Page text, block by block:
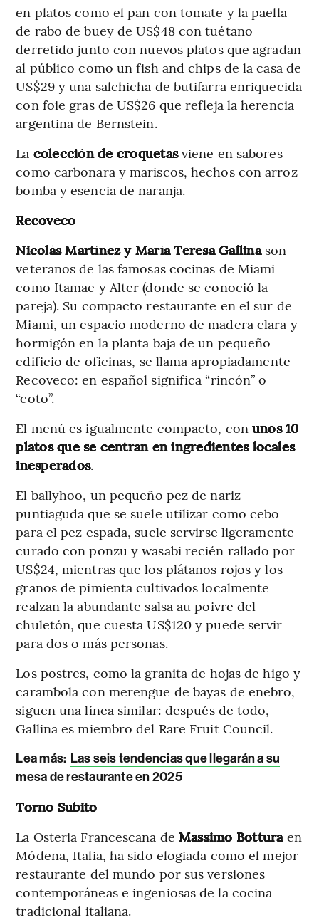
en platos como el pan con tomate y la paella
de rabo de buey de US$48 con tuétano
derretido junto con nuevos platos que agradan
al público como un fish and chips de la casa de
US$29 y una salchicha de butifarra enriquecida
con foie gras de US$26 que refleja la herencia
argentina de Bernstein.
La colección de croquetasviene en sabores
como carbonara y mariscos, hechos con arroz
bomba y esencia de naranja.
Recoveco
Nicolás Martínez y María Teresa Gallinason
veteranos de las famosas cocinas de Miami
como Itamae y Alter (donde se conoció la
pareja). Su compacto restaurante en el sur de
Miami, un espacio moderno de madera clara y
hormigón en la planta baja de un pequeño
edificio de oficinas, se llama apropiadamente
Recoveco: en español significa “rincón” o
“coto”.
El menú es igualmente compacto, con unos 10
platos que se centran en ingredientes locales
inesperados.
El ballyhoo, un pequeño pez de nariz
puntiaguda que se suele utilizar como cebo
para el pez espada, suele servirse ligeramente
curado con ponzu y wasabi recién rallado por
US$24, mientras que los plátanos rojos y los
granos de pimienta cultivados localmente
realzan la abundante salsa au poivre del
chuletón, que cuesta US$120 y puede servir
para dos o más personas.
Los postres, como la granita de hojas de higo y
carambola con merengue de bayas de enebro,
siguen una línea similar: después de todo,
Gallina es miembro del Rare Fruit Council.
Lea más: Las seis tendencias que llegarán a su
mesa de restaurante en 2025
Torno Subito
La Osteria Francescana de Massimo Bottura en
Módena, Italia, ha sido elogiada como el mejor
restaurante del mundo por sus versiones
contemporáneas e ingeniosas de la cocina
tradicional italiana.